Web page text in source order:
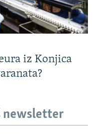
iz Konjica
newsletter